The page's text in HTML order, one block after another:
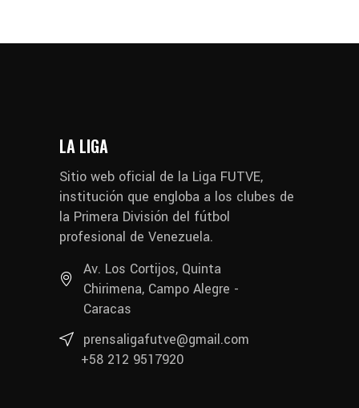
LA LIGA
Sitio web oficial de la Liga FUTVE,
institución que engloba a los clubes de
la Primera División del fútbol
profesional de Venezuela.
Av. Los Cortijos, Quinta
Chirimena, Campo Alegre -
Caracas
prensaligafutve@gmail.com
+58 212 9517920